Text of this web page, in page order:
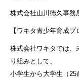
株式会社山川徳久事務
【ワキタ青少年育成プ
株式会社ワキタでは、
り組みとして、
小学生から大学生（25